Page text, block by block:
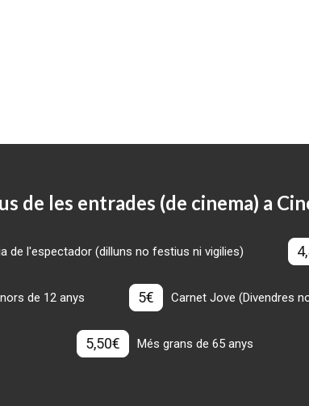
de les entrades (de cinema) a
de l'espectador (dilluns no festius ni vigilies)
de 12 anys 5€ Carnet Jove (Divendres
5,50€ Més grans de 65 anys